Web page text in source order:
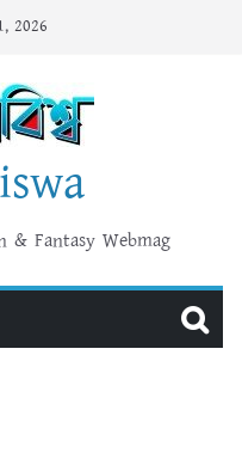
2026
& Fantasy Webmag